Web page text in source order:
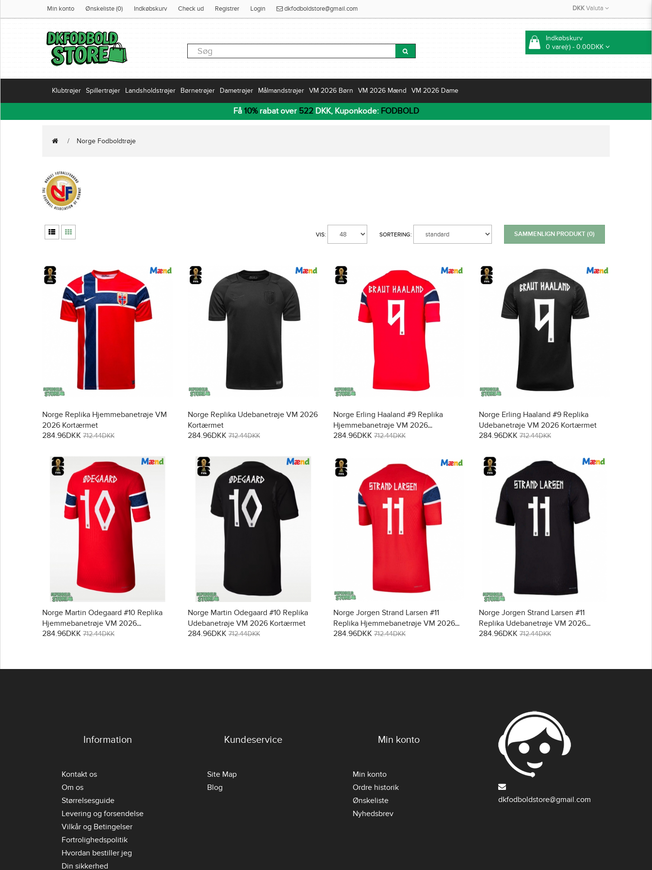
Min konto Ønskeliste (0) Indkøbskurv Check ud Registrer Login dkfodboldstore@gmail.com DKKValuta
Indkøbskurv
0 vare(r) - 0.00DKK
Klubtrøjer Spillertrøjer Landsholdstrøjer Børnetrøjer Dametrøjer Målmandstrøjer VM 2026 Børn VM 2026 Mænd VM 2026 Dame
Få 10%rabat over 522DKK, Kuponkode: FODBOLD
Norge Fodboldtrøje
SAMMENLIGN PRODUKT (0)
SORTERING:
VIS:
Norge Replika Hjemmebanetrøje VM
2026 Kortærmet
284.96DKK 712.44DKK
Norge Replika Udebanetrøje VM 2026
Kortærmet
284.96DKK 712.44DKK
Norge Erling Haaland #9 Replika
Hjemmebanetrøje VM 2026
Kortærmet
284.96DKK 712.44DKK
Norge Erling Haaland #9 Replika
Udebanetrøje VM 2026 Kortærmet
284.96DKK 712.44DKK
Norge Martin Odegaard #10 Replika
Hjemmebanetrøje VM 2026
Kortærmet
284.96DKK 712.44DKK
Norge Martin Odegaard #10 Replika
Udebanetrøje VM 2026 Kortærmet
284.96DKK 712.44DKK
Norge Jorgen Strand Larsen #11
Replika Hjemmebanetrøje VM 2026
Kortærmet
284.96DKK 712.44DKK
Norge Jorgen Strand Larsen #11
Replika Udebanetrøje VM 2026
Kortærmet
284.96DKK 712.44DKK
Information
Kontakt os
Om os
Størrelsesguide
Levering og forsendelse
Vilkår og Betingelser
Fortrolighedspolitik
Hvordan bestiller jeg
Din sikkerhed
Kundeservice
Site Map
Blog
Min konto
Min konto
Ordre historik
Ønskeliste
Nyhedsbrev
dkfodboldstore@gmail.com